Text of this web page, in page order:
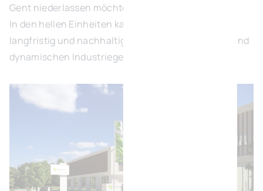
Gent niederlassen möchten.
In den hellen Einheiten kann Ihr Unternehmen
langfristig und nachhaltig in einem zugänglichen und
dynamischen Industriegebiet wachsen.